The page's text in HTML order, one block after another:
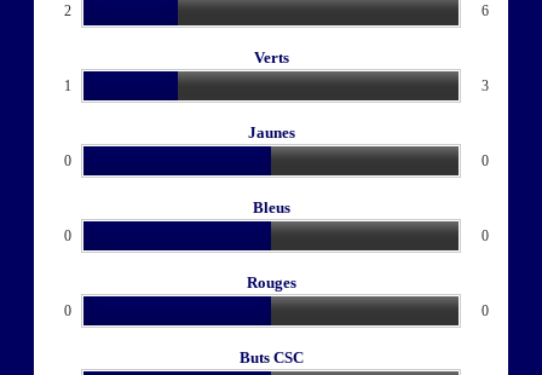
2 6
Verts
1 3
Jaunes
0 0
Bleus
0 0
Rouges
0 0
Buts CSC